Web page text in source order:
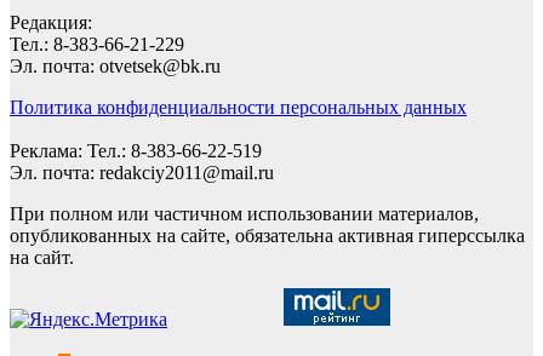
Редакция:
Тел.: 8-383-66-21-229
Эл. почта: otvetsek@bk.ru
Политика конфиденциальности персональных данных
Реклама: Тел.: 8-383-66-22-519
Эл. почта: redakciy2011@mail.ru
При полном или частичном использовании материалов,
опубликованных на сайте, обязательна активная гиперссылка
на сайт.